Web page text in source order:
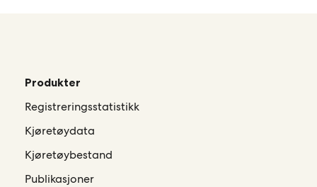
Produkter
Registreringsstatistikk
Kjøretøydata
Kjøretøybestand
Publikasjoner